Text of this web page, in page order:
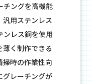
チングを高機能
汎用ステンレス
ンレス鋼を使用
く制作できる
掃時の作業性向
グレーチングが